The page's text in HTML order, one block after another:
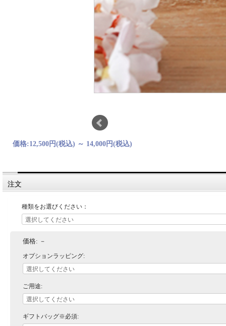
価格:12,500円(税込) ～ 14,000円(税込)
注文
種類をお選びください：
価格: －
オプションラッピング:
ご用途:
ギフトバッグ※必須: